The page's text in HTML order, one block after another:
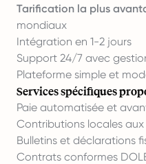
Tarification la plus
mondiaux
Intégration en 1-2 jours
Support 24/7 avec
Plateforme simple et
Services spécifiques
Paie automatisée et
Contributions locales
Bulletins et déclarations
Contrats conformes